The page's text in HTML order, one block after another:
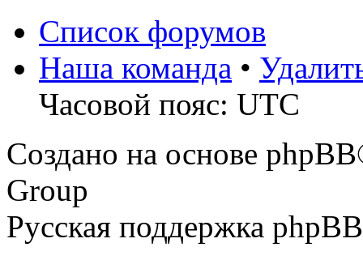
Список форумов
Наша команда •
Часовой пояс: UTC
Создано на основе
Group
Русская поддержка phpBB